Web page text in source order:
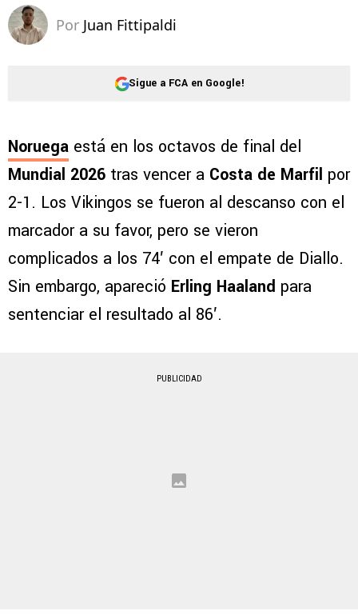
Por Juan Fittipaldi
Sigue a FCA en Google!
Noruega está en los octavos de final del
Mundial 2026 tras vencer a Costa de Marfil por
2-1. Los Vikingos se fueron al descanso con el
marcador a su favor, pero se vieron
complicados a los 74′ con el empate de Diallo.
Sin embargo, apareció Erling Haaland para
sentenciar el resultado al 86′.
PUBLICIDAD